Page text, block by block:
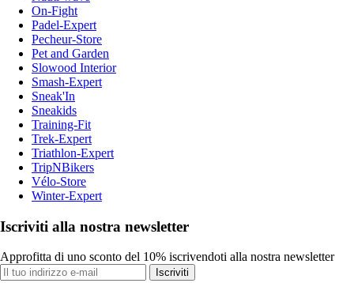
On-Fight
Padel-Expert
Pecheur-Store
Pet and Garden
Slowood Interior
Smash-Expert
Sneak'In
Sneakids
Training-Fit
Trek-Expert
Triathlon-Expert
TripNBikers
Vélo-Store
Winter-Expert
Iscriviti alla nostra newsletter
Approfitta di uno sconto del 10% iscrivendoti alla nostra newsletter
Iscriviti